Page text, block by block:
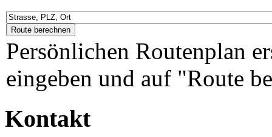
Persönlichen Routenplan
eingeben und auf "Route
Kontakt